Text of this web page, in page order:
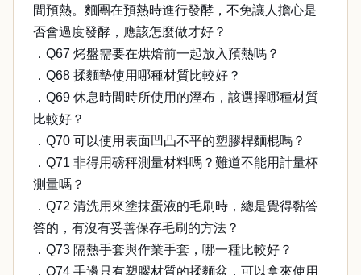
間預熱。麵團在預熱時進行發酵，不免讓人擔心是
否會過度發酵，應該怎麼做才好？
．Q67 烤盤需要在烘焙前一起放入預熱嗎？
．Q68 揉麵墊使用哪種材質比較好？
．Q69 休息時間時所使用的溼布，該選擇哪種材質
比較好？
．Q70 可以使用表面凹凸不平的塑膠桿麵棍嗎？
．Q71 非得用磅秤測量材料嗎？難道不能用計量杯
測量嗎？
．Q72 清洗用來塗抹蛋液的毛刷時，總是覺得黏答
答的，有沒有妥善保存毛刷的方法？
．Q73 隔熱手套與作業手套，哪一種比較好？
．Q74 手邊只有塑膠材質的揉麵盆，可以拿來使用